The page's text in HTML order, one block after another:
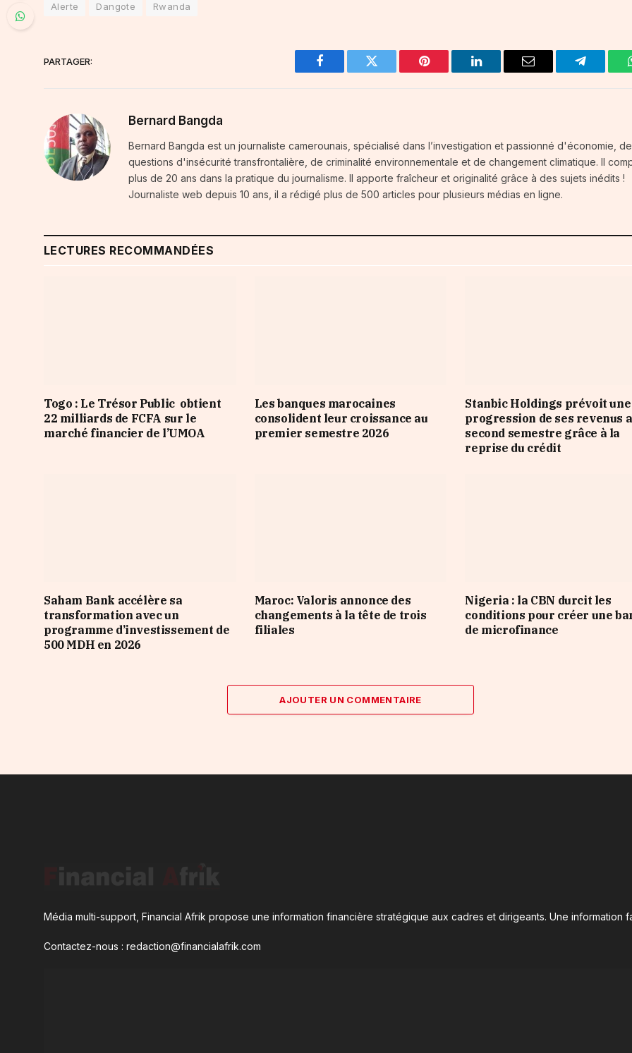
Alerte Dangote Rwanda
PARTAGER:
Facebook Twitter Pinterest LinkedIn Email Telegram
Bernard Bangda
Bernard Bangda est un journaliste camerounais, spécialisé dans l’investigation et passionné d'économie,
questions d'insécurité transfrontalière, de criminalité environnementale et de changement climatique. Il
plus de 20 ans dans la pratique du journalisme. Il apporte fraîcheur et originalité grâce à des sujets inédits !
Journaliste web depuis 10 ans, il a rédigé plus de 500 articles pour plusieurs médias en ligne.
LECTURES RECOMMANDÉES
Togo : Le Trésor Public obtient
22 milliards de FCFA sur le
marché financier de l’UMOA
Les banques marocaines
consolident leur croissance au
premier semestre 2026
Stanbic Holdings prévoit une
progression de ses revenus
second semestre grâce à la
reprise du crédit
Saham Bank accélère sa
transformation avec un
programme d’investissement de
500 MDH en 2026
Maroc: Valoris annonce des
changements à la tête de trois
filiales
Nigeria : la CBN durcit les
conditions pour créer une
de microfinance
AJOUTER UN COMMENTAIRE
Média multi-support, Financial Afrik propose une information financière stratégique aux cadres et dirigeants. Une information
Contactez-nous : redaction@financialafrik.com